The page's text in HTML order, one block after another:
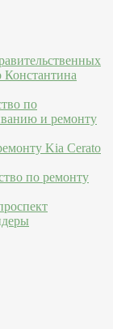
по
и ремонту
Kia Cerato
по ремонту